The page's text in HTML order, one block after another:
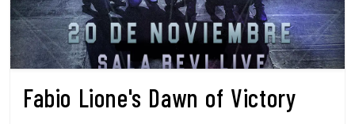
Fabio Lione's Dawn of Victory